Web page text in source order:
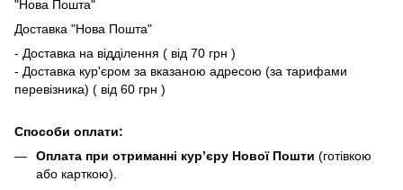
"Нова Пошта"
Доставка "Нова Пошта"
- Доставка на відділення ( від 70 грн )
- Доставка кур'єром за вказаною адресою (за тарифами
перевізника) ( від 60 грн )
Способи оплати:
Оплата при отриманні кур’єру Нової Пошти (готівкою
або карткою).